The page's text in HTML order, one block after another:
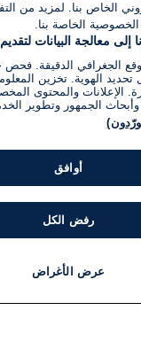
الخاص بنا. لمزيد من
الخاصة بنا.
معالجة البيانات
الجغرافي الدقيقة. فحص
الهوية. تخزين
الإعلانات والمحتوى
وأبحاث الجمهور وتطوير
أوافق
رفض الكل
عرض الأغراض